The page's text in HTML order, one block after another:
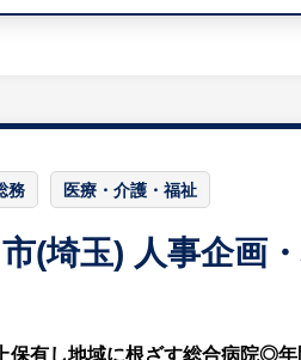
【担当営業コメント】
○幅広いバックオフィス業務に携われる
・労務・総務の両分野で経験を積み、
務 医療・介護・福祉
(埼玉) 人事企画
保有し地域に根ざす総合病院◎